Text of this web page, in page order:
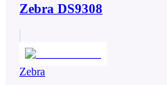
Zebra DS9308
Zebra